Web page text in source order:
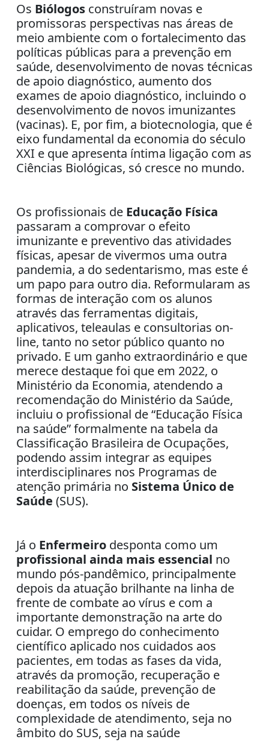
Os Biólogos construíram novas e
promissoras perspectivas nas áreas de
meio ambiente com o fortalecimento das
políticas públicas para a prevenção em
saúde, desenvolvimento de novas técnicas
de apoio diagnóstico, aumento dos
exames de apoio diagnóstico, incluindo o
desenvolvimento de novos imunizantes
(vacinas). E, por fim, a biotecnologia, que é
eixo fundamental da economia do século
XXI e que apresenta íntima ligação com as
Ciências Biológicas, só cresce no mundo.
Os profissionais de Educação Física
passaram a comprovar o efeito
imunizante e preventivo das atividades
físicas, apesar de vivermos uma outra
pandemia, a do sedentarismo, mas este é
um papo para outro dia. Reformularam as
formas de interação com os alunos
através das ferramentas digitais,
aplicativos, teleaulas e consultorias on-
line, tanto no setor público quanto no
privado. E um ganho extraordinário e que
merece destaque foi que em 2022, o
Ministério da Economia, atendendo a
recomendação do Ministério da Saúde,
incluiu o profissional de “Educação Física
na saúde” formalmente na tabela da
Classificação Brasileira de Ocupações,
podendo assim integrar as equipes
interdisciplinares nos Programas de
atenção primária no Sistema Único de
Saúde (SUS).
Já o Enfermeiro desponta como um
profissional ainda mais essencial no
mundo pós-pandêmico, principalmente
depois da atuação brilhante na linha de
frente de combate ao vírus e com a
importante demonstração na arte do
cuidar. O emprego do conhecimento
científico aplicado nos cuidados aos
pacientes, em todas as fases da vida,
através da promoção, recuperação e
reabilitação da saúde, prevenção de
doenças, em todos os níveis de
complexidade de atendimento, seja no
âmbito do SUS, seja na saúde